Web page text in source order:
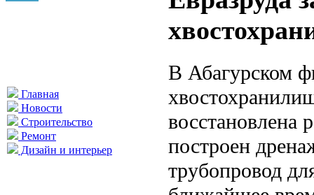
Главная
Новости
Строительство
Ремонт
Дизайн и интерьер
В Абагурском
восстановлена
построен
трубопровод